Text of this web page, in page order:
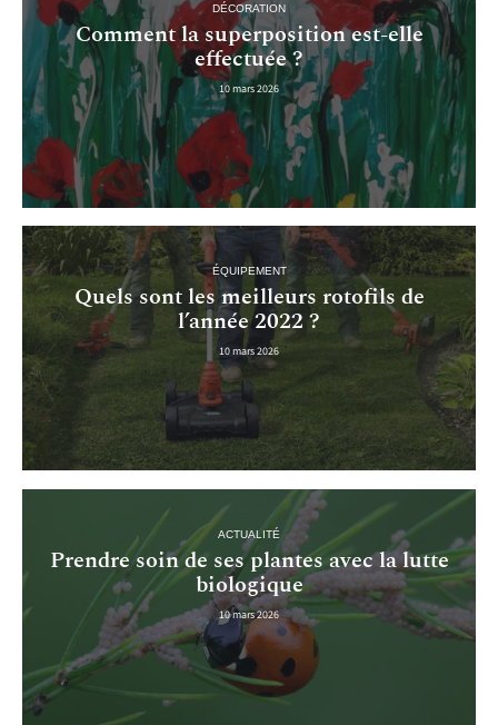
DÉCORATION
Comment la superposition est-elle
effectuée ?
10 mars 2026
ÉQUIPEMENT
Quels sont les meilleurs rotofils de
l’année 2022 ?
10 mars 2026
ACTUALITÉ
Prendre soin de ses plantes avec la lutte
biologique
10 mars 2026